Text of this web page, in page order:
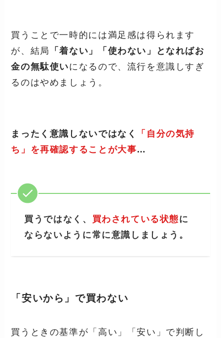
買うことで一時的には満足感は得られます
が、結局
「着ない」「使わない」となればお
金の無駄使いになるので、流行を意識しすぎ
るのはやめましょう。
まったく意識しないではなく
「自分の気持
ち」を再確認することが大事…
買うではなく、 買わされている状態に
ならないように常に意識しましょう。
「安いから」で買わない
買うときの基準が「高い」「安い」で判断し